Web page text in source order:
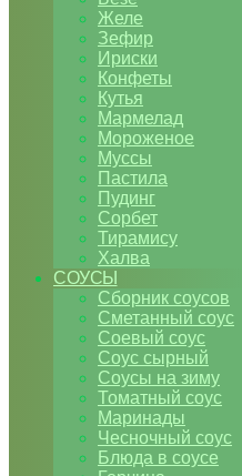
Желе
Зефир
Ириски
Конфеты
Кутья
Мармелад
Мороженое
Муссы
Пастила
Пудинг
Сорбет
Тирамису
Халва
СОУСЫ
Сборник соусов
Сметанный соус
Соевый соус
Соус сырный
Соусы на зиму
Томатный соус
Маринады
Чесночный соус
Блюда в соусе